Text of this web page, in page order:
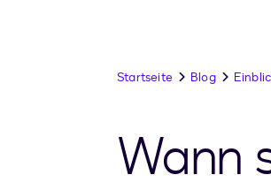
Startseite Blog
Wann